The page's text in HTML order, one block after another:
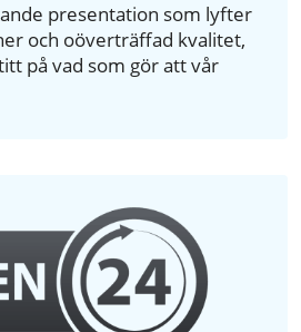
presentation som lyfter
och oöverträffad kvalitet,
på vad som gör att vår